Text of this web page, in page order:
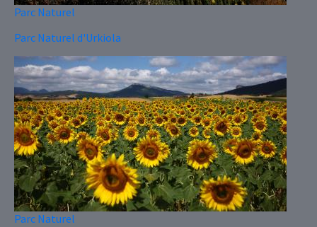
Parc Naturel
Parc Naturel d'Urkiola
Parc Naturel